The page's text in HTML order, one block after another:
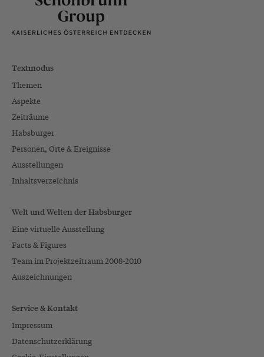
Textmodus
Themen
Aspekte
Zeiträume
Habsburger
Personen, Orte & Ereignisse
Ausstellungen
Inhaltsverzeichnis
Welt und Welten der Habsburger
Eine virtuelle Ausstellung
Facts & Figures
Team im Projektzeitraum 2008-2010
Auszeichnungen
Service & Kontakt
Impressum
Datenschutzerklärung